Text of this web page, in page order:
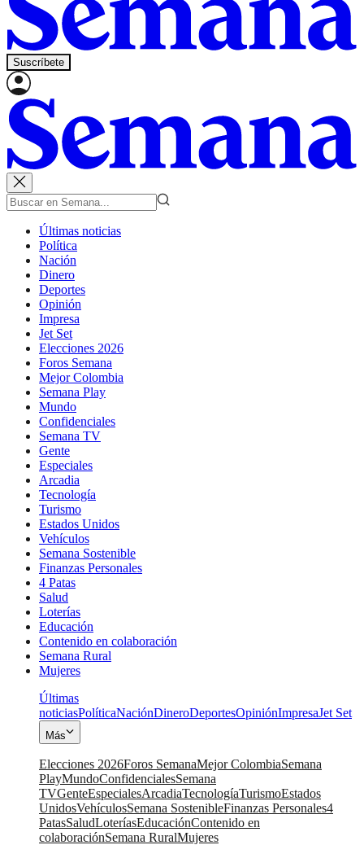
Suscríbete
Últimas noticias
Política
Nación
Dinero
Deportes
Opinión
Impresa
Jet Set
Elecciones 2026
Foros Semana
Mejor Colombia
Semana Play
Mundo
Confidenciales
Semana TV
Gente
Especiales
Arcadia
Tecnología
Turismo
Estados Unidos
Vehículos
Semana Sostenible
Finanzas Personales
4 Patas
Salud
Loterías
Educación
Contenido en colaboración
Semana Rural
Mujeres
Últimas
noticiasPolíticaNaciónDineroDeportesOpiniónImpresaJet Set
Más
Elecciones 2026Foros SemanaMejor ColombiaSemana
PlayMundoConfidencialesSemana
TVGenteEspecialesArcadiaTecnologíaTurismoEstados
UnidosVehículosSemana SostenibleFinanzas Personales4
PatasSaludLoteríasEducaciónContenido en
colaboraciónSemana RuralMujeres